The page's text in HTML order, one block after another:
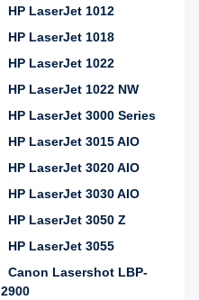
HP LaserJet 1012
HP LaserJet 1018
HP LaserJet 1022
HP LaserJet 1022 NW
HP LaserJet 3000 Series
HP LaserJet 3015 AIO
HP LaserJet 3020 AIO
HP LaserJet 3030 AIO
HP LaserJet 3050 Z
HP LaserJet 3055
Canon Lasershot LBP-
2900